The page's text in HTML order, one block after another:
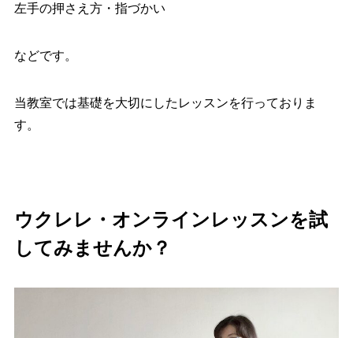
左手の押さえ方・指づかい
などです。
当教室では基礎を大切にしたレッスンを行っておりま
す。
ウクレレ・オンラインレッスンを試
してみませんか？